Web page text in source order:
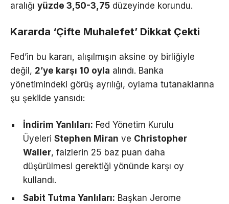
aralığı yüzde 3,50-3,75 düzeyinde korundu.
Kararda ‘Çifte Muhalefet’ Dikkat Çekti
Fed’in bu kararı, alışılmışın aksine oy birliğiyle
değil, 2’ye karşı 10 oyla alındı. Banka
yönetimindeki görüş ayrılığı, oylama tutanaklarına
şu şekilde yansıdı:
İndirim Yanlıları: Fed Yönetim Kurulu
Üyeleri Stephen Miran ve Christopher
Waller, faizlerin 25 baz puan daha
düşürülmesi gerektiği yönünde karşı oy
kullandı.
Sabit Tutma Yanlıları: Başkan Jerome